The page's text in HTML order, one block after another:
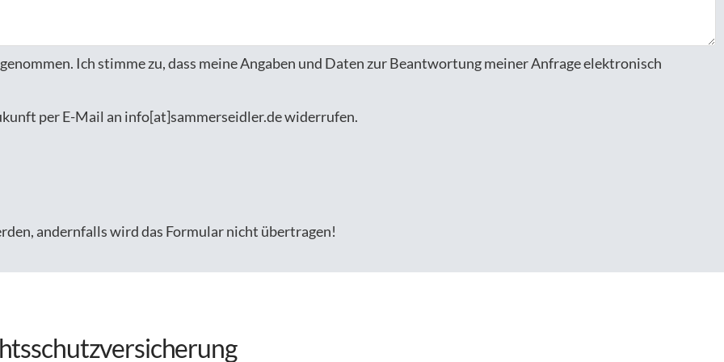
Ich stimme zu, dass meine Angaben und Daten zur Beantwortung meiner Anfrage elektronisch
per E-Mail an info[at]sammerseidler.de widerrufen.
andernfalls wird das Formular nicht übertragen!